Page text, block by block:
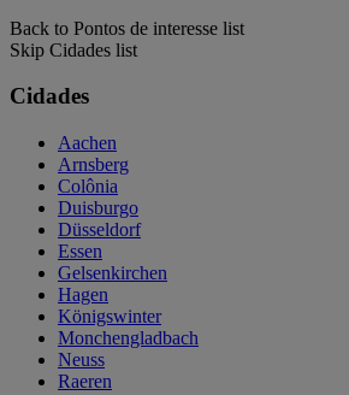
Back to Pontos de interesse list
Skip Cidades list
Cidades
Aachen
Arnsberg
Colônia
Duisburgo
Düsseldorf
Essen
Gelsenkirchen
Hagen
Königswinter
Monchengladbach
Neuss
Raeren